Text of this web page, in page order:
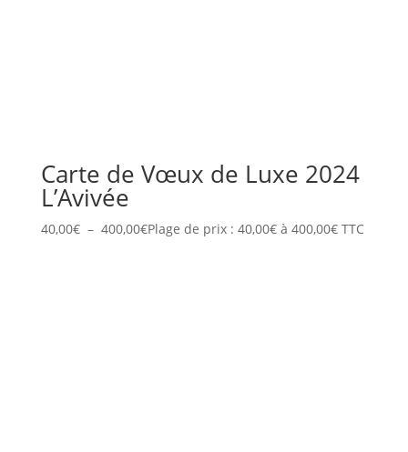
Carte de Vœux de Luxe 2024
L’Avivée
40,00€ – 400,00€Plage de prix : 40,00€ à 400,00€ TTC